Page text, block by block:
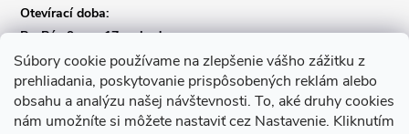
Súbory cookie používame na zlepšenie vášho zážitku z
prehliadania, poskytovanie prispôsobených reklám alebo
obsahu a analýzu našej návštevnosti. To, aké druhy cookies
nám umožníte si môžete nastaviť cez Nastavenie. Kliknutím
Otevírací doba:
Po-Pá : 9,oo - 17,oo hod
So : 9,oo - 12,oo | Ne : Zavřeno
Kontaktní formulář